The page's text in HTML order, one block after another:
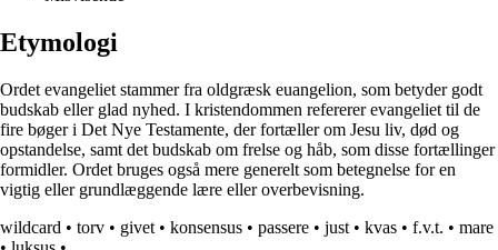
Etymologi
Ordet evangeliet stammer fra oldgræsk euangelion, som betyder godt
budskab eller glad nyhed. I kristendommen refererer evangeliet til de
fire bøger i Det Nye Testamente, der fortæller om Jesu liv, død og
opstandelse, samt det budskab om frelse og håb, som disse fortællinger
formidler. Ordet bruges også mere generelt som betegnelse for en
vigtig eller grundlæggende lære eller overbevisning.
wildcard • torv • givet • konsensus • passere • just • kvas • f.v.t. • mare